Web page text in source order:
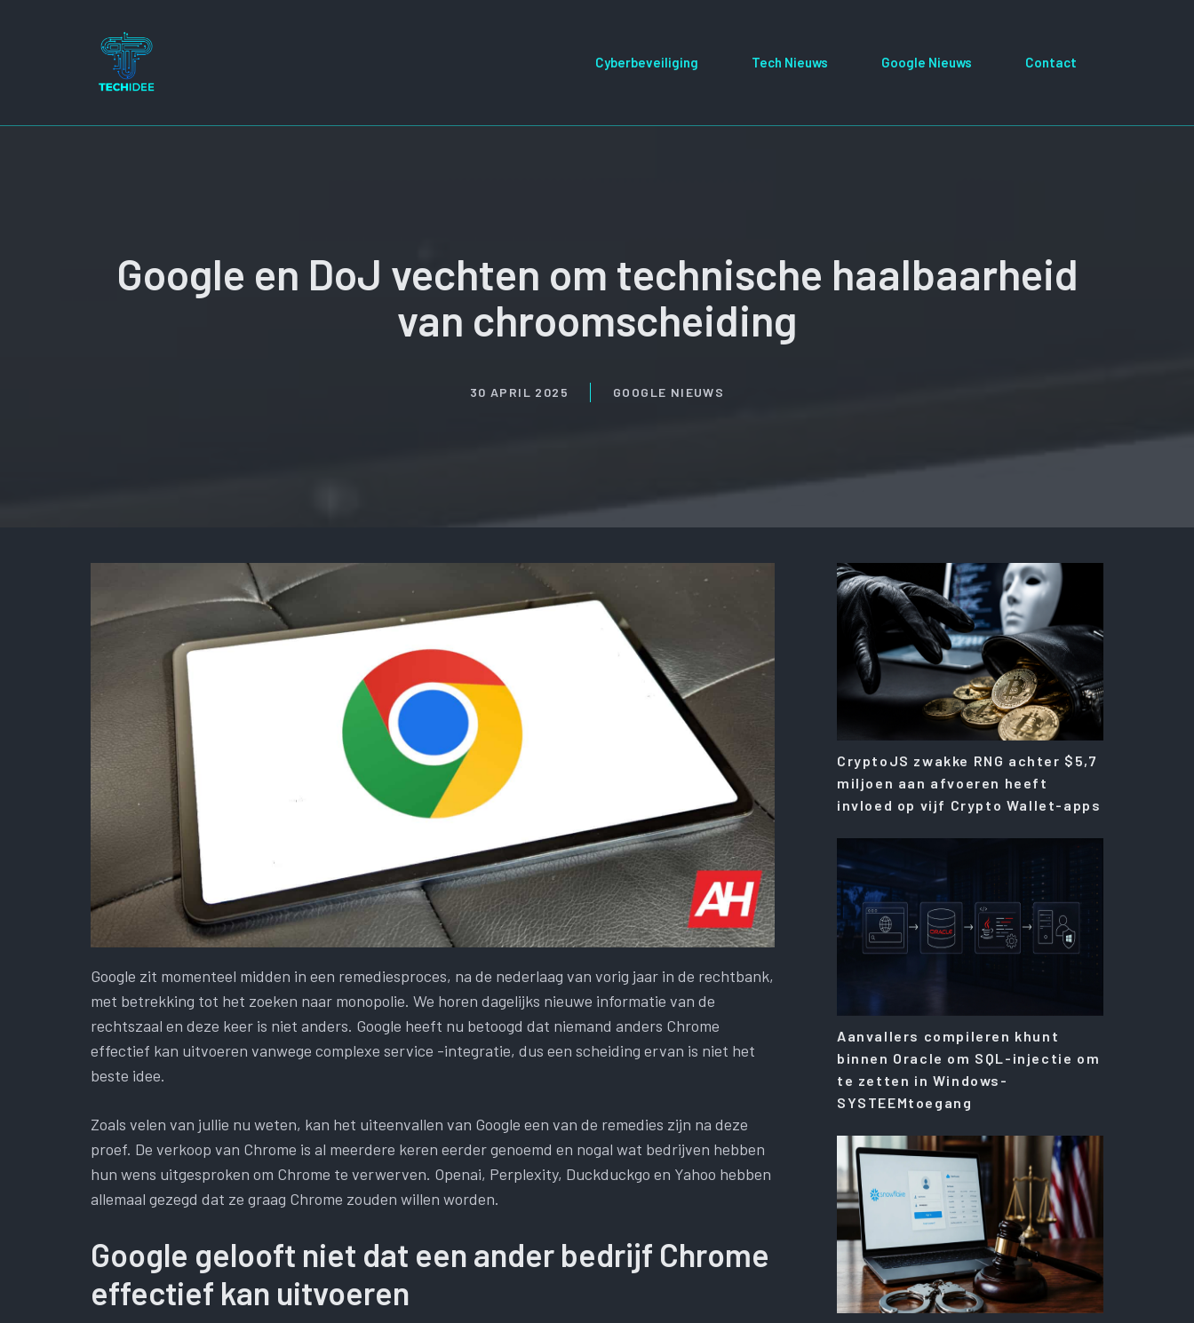
Cyberbeveiliging Tech Nieuws Google Nieuws Contact
Google en DoJ vechten om technische haalbaarheid
van chroomscheiding
30 APRIL 2025 GOOGLE NIEUWS
Google zit momenteel midden in een remediesproces, na de nederlaag van vorig jaar in de rechtbank,
met betrekking tot het zoeken naar monopolie. We horen dagelijks nieuwe informatie van de
rechtszaal en deze keer is niet anders. Google heeft nu betoogd dat niemand anders Chrome
effectief kan uitvoeren vanwege complexe service -integratie, dus een scheiding ervan is niet het
beste idee.
Zoals velen van jullie nu weten, kan het uiteenvallen van Google een van de remedies zijn na deze
proef. De verkoop van Chrome is al meerdere keren eerder genoemd en nogal wat bedrijven hebben
hun wens uitgesproken om Chrome te verwerven. Openai, Perplexity, Duckduckgo en Yahoo hebben
allemaal gezegd dat ze graag Chrome zouden willen worden.
Google gelooft niet dat een ander bedrijf Chrome
effectief kan uitvoeren
CryptoJS zwakke RNG achter $5,7
miljoen aan afvoeren heeft
invloed op vijf Crypto Wallet-apps
Aanvallers compileren khunt
binnen Oracle om SQL-injectie om
te zetten in Windows-
SYSTEEMtoegang